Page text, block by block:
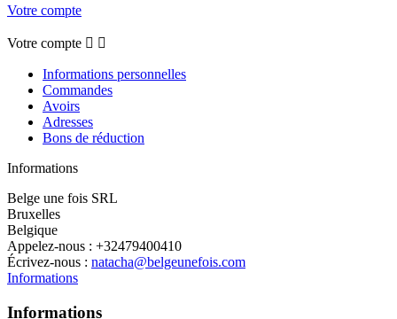
Votre compte
Votre compte  
Informations personnelles
Commandes
Avoirs
Adresses
Bons de réduction
Informations
Belge une fois SRL
Bruxelles
Belgique
Appelez-nous : +32479400410
Écrivez-nous : natacha@belgeunefois.com
Informations
Informations